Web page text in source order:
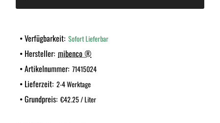
Verfügbarkeit: Sofort Lieferbar
Hersteller: mibenco ®
Artikelnummer: 71415024
Lieferzeit: 2-4 Werktage
Grundpreis: €42.25 / Liter